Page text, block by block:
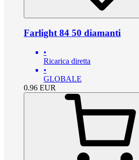
Farlight 84 50 diamanti
•
Ricarica diretta
•
GLOBALE
0.96 EUR